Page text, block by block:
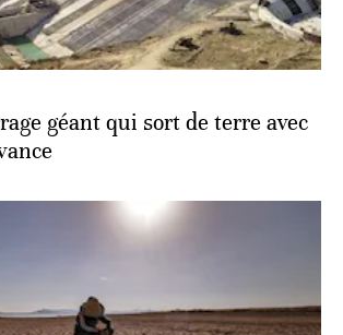
géant qui sort de terre avec